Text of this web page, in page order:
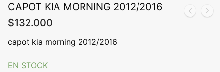
CAPOT KIA MORNING 2012/2016
$132.000
capot kia morning 2012/2016
EN STOCK